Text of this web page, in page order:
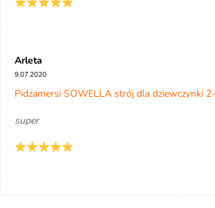
Arleta
9.07.2020
Pidżamersi SOWELLA strój dla dziewczynki
super